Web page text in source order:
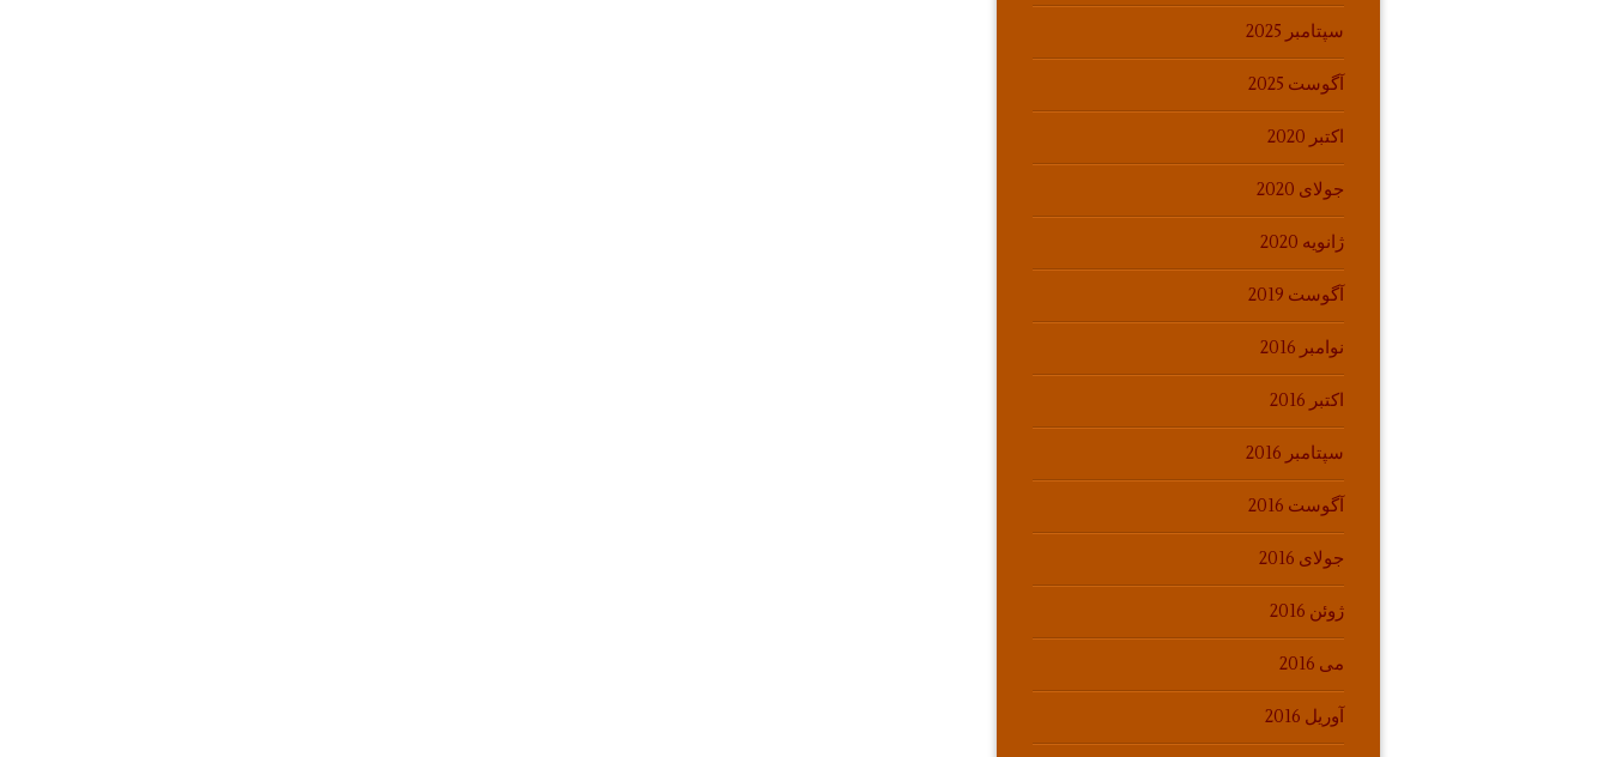
سپتامبر 2025
آگوست 2025
اکتبر 2020
جولای 2020
ژانویه 2020
آگوست 2019
نوامبر 2016
اکتبر 2016
سپتامبر 2016
آگوست 2016
جولای 2016
ژوئن 2016
می 2016
آوریل 2016